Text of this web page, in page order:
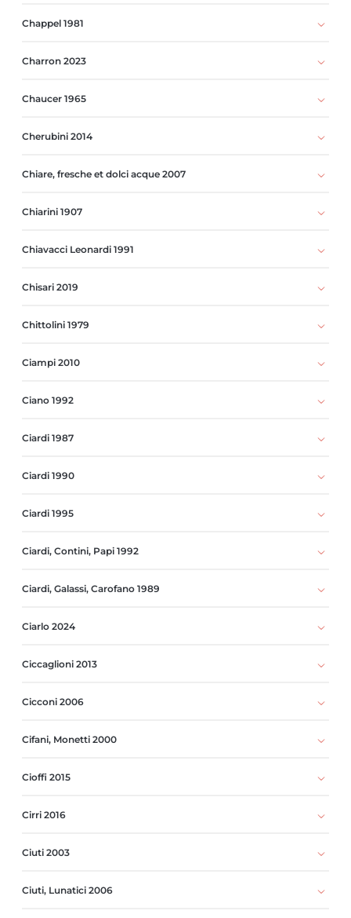
Chappel 1981
Charron 2023
Chaucer 1965
Cherubini 2014
Chiare, fresche et dolci acque 2007
Chiarini 1907
Chiavacci Leonardi 1991
Chisari 2019
Chittolini 1979
Ciampi 2010
Ciano 1992
Ciardi 1987
Ciardi 1990
Ciardi 1995
Ciardi, Contini, Papi 1992
Ciardi, Galassi, Carofano 1989
Ciarlo 2024
Ciccaglioni 2013
Cicconi 2006
Cifani, Monetti 2000
Cioffi 2015
Cirri 2016
Ciuti 2003
Ciuti, Lunatici 2006